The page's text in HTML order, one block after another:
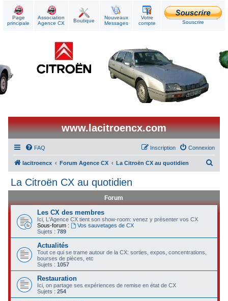
Page
principale
Association
Agence CX
Boutique
Nouveaux
Messages
Votre
compte
Souscrire
www.lacitroencx.com
FAQ Connexion
Inscription
lacitroencx Forum Agence CX La Citroën CX au quotidien
r
La Citroën CX au quotidien
Forum
Les CX des membres
Ici, L'Agence CX tient son show-room: venez y présenter vos CX
Sous-forum :
Vos sauvetages de CX
Sujets :789
Actualités
Tout ce qui se trame autour de la CX: sorties, expos, concentrations,
bourses de pièces, etc
Sujets :1057
Restauration
Ici, on partage ses expériences de remise en état de CX
Sujets :254